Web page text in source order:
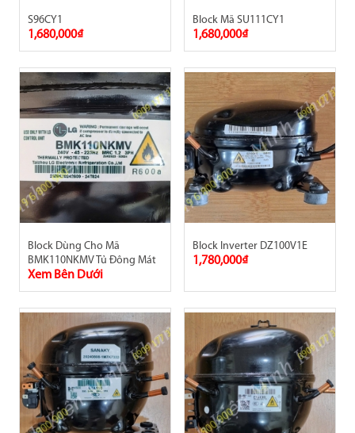
S96CY1
1,680,000₫
Block Mã SU111CY1
1,680,000₫
Block Dùng Cho Mã
BMK110NKMV Tủ Đông Mát
Xem Bên Dưới
Block Inverter DZ100V1E
1,780,000₫